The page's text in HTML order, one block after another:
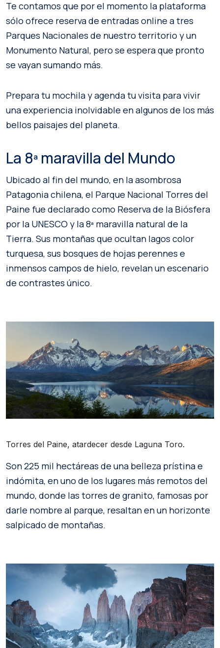
Te contamos que por el momento la plataforma
sólo ofrece reserva de entradas online a tres
Parques Nacionales de nuestro territorio y un
Monumento Natural, pero se espera que pronto
se vayan sumando más.
Prepara tu mochila y agenda tu visita para vivir
una experiencia inolvidable en algunos de los más
bellos paisajes del planeta.
La 8ª maravilla del Mundo
Ubicado al fin del mundo, en la asombrosa
Patagonia chilena, el Parque Nacional Torres del
Paine fue declarado como Reserva de la Biósfera
por la UNESCO y la 8ª maravilla natural de la
Tierra. Sus montañas que ocultan lagos color
turquesa, sus bosques de hojas perennes e
inmensos campos de hielo, revelan un escenario
de contrastes único.
Torres del Paine, atardecer desde Laguna Toro.
Son 225 mil hectáreas de una belleza prístina e
indómita, en uno de los lugares más remotos del
mundo, donde las torres de granito, famosas por
darle nombre al parque, resaltan en un horizonte
salpicado de montañas.